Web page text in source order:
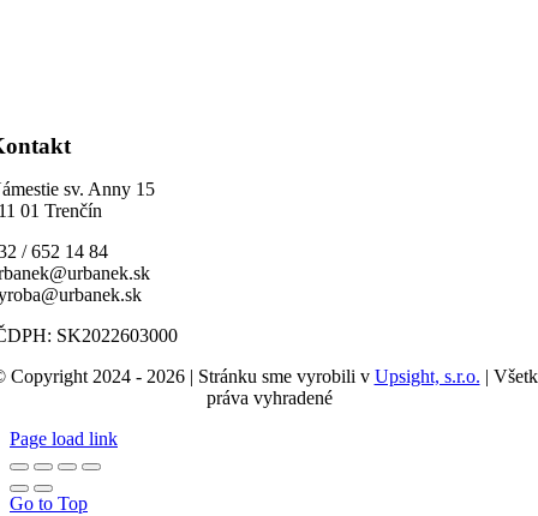
sv. Anny 15
01 Trenčín
/ 652 14 84
SK2022603000
Copyright 2024 - 2026 | Stránku sme vyrobili v Upsight, s.r.o. |
práva vyhradené
Page load link
Go to Top